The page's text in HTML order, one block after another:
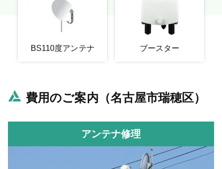
BS110度アンテナ ブースター
費用のご案内（名古屋市瑞穂区）
アンテナ修理